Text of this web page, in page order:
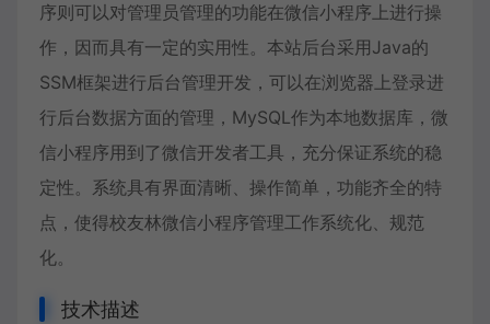
序则可以对管理员管理的功能在微信小程序上进行操
作，因而具有一定的实用性。本站后台采用Java的
SSM框架进行后台管理开发，可以在浏览器上登录进
行后台数据方面的管理，MySQL作为本地数据库，微
信小程序用到了微信开发者工具，充分保证系统的稳
定性。系统具有界面清晰、操作简单，功能齐全的特
点，使得校友林微信小程序管理工作系统化、规范
化。
技术描述